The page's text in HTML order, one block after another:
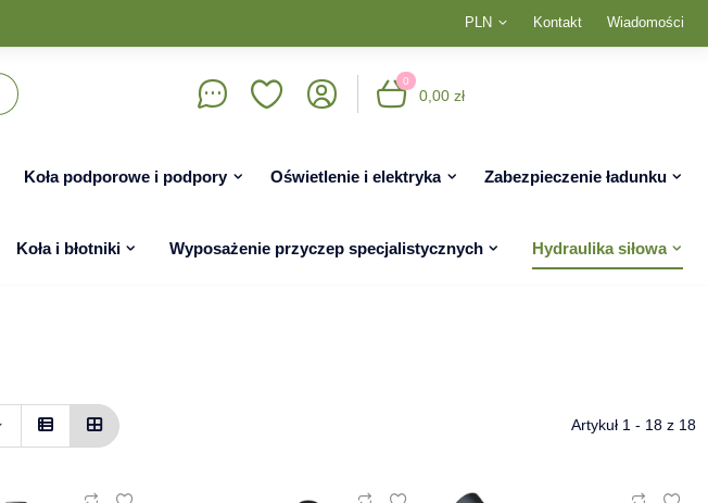
PLN Kontakt Wiadomości
0
0,00 zł
Koła podporowe i podpory Oświetlenie i elektryka Zabezpieczenie ładunku
Koła i błotniki Wyposażenie przyczep specjalistycznych Hydraulika siłowa
Artykuł 1 - 18 z 18